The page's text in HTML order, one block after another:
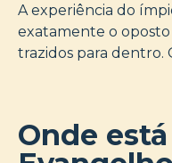
A experiência do
exatamente o oposto
trazidos para dentro.
Onde